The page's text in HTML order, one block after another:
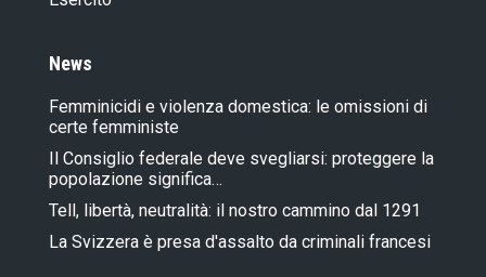
News
Femminicidi e violenza domestica: le omissioni di
certe femministe
Il Consiglio federale deve svegliarsi: proteggere la
popolazione significa…
Tell, libertà, neutralità: il nostro cammino dal 1291
La Svizzera è presa d'assalto da criminali francesi